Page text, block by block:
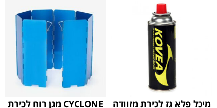
מיכל פלא גז לכירת מזוודה CYCLONE מגן רוח לכירת